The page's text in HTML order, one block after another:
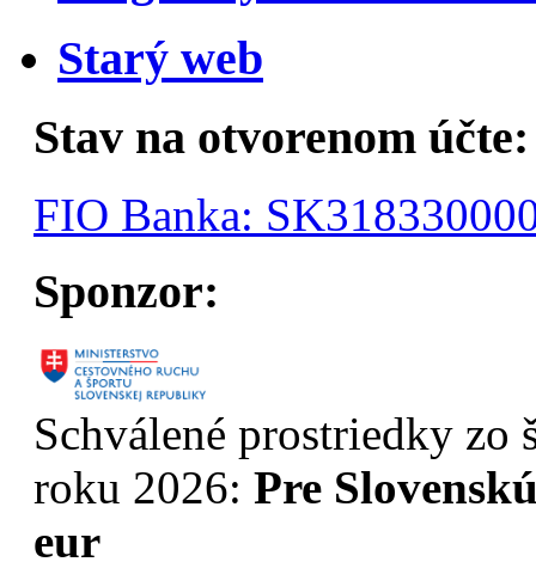
Starý web
Stav na otvorenom účte:
FIO Banka:
Sponzor:
Schválené prostriedky zo
roku 2026: Pre
eur